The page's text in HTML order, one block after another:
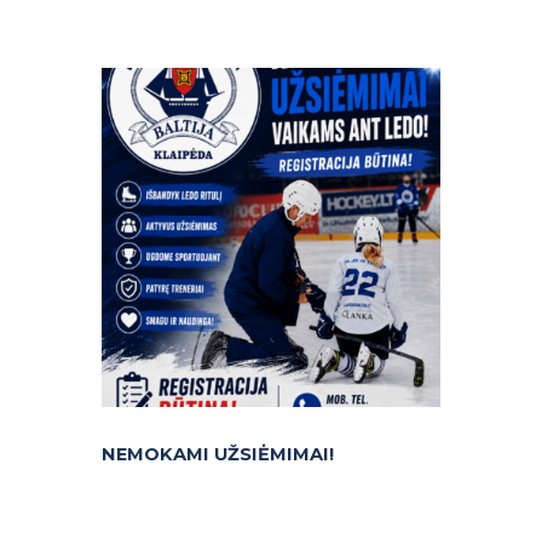
NEMOKAMI UŽSIĖMIMAI!